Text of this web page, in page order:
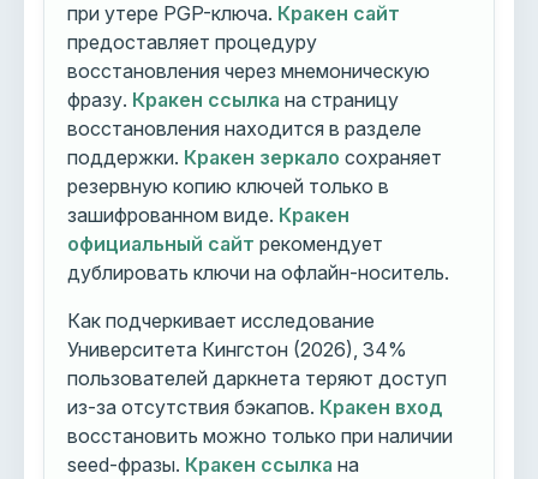
при утере PGP-ключа. Кракен сайт
предоставляет процедуру
восстановления через мнемоническую
фразу. Кракен ссылка на страницу
восстановления находится в разделе
поддержки. Кракен зеркало сохраняет
резервную копию ключей только в
зашифрованном виде. Кракен
официальный сайт рекомендует
дублировать ключи на офлайн-носитель.
Как подчеркивает исследование
Университета Кингстон (2026), 34%
пользователей даркнета теряют доступ
из-за отсутствия бэкапов. Кракен вход
восстановить можно только при наличии
seed-фразы. Кракен ссылка на